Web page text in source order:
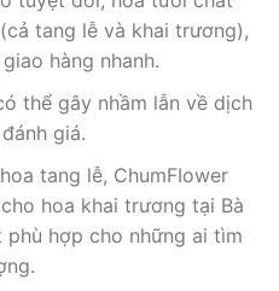
tang lễ và khai trương),
hàng nhanh.
thể gây nhầm lẫn về dịch
giá.
tang lễ, ChumFIower
hoa khai trương tại Bà
phù hợp cho những ai tìm